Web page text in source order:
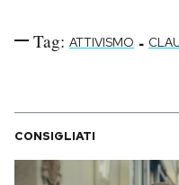
Tag: ATTIVISMO -
CONSIGLIATI